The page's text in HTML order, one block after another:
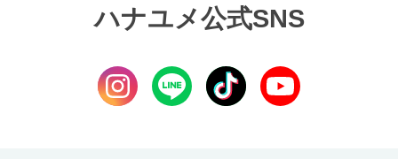
ハナユメ公式SNS